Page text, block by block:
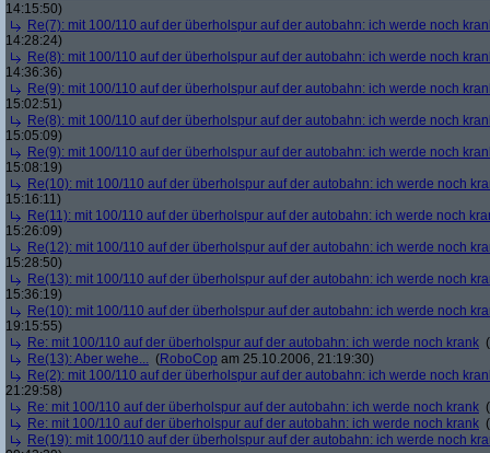
14:15:50)
Re(7): mit 100/110 auf der überholspur auf der autobahn: ich werde noch
14:28:24)
Re(8): mit 100/110 auf der überholspur auf der autobahn: ich werde noch
14:36:36)
Re(9): mit 100/110 auf der überholspur auf der autobahn: ich werde noch
15:02:51)
Re(8): mit 100/110 auf der überholspur auf der autobahn: ich werde noch
15:05:09)
Re(9): mit 100/110 auf der überholspur auf der autobahn: ich werde noch
15:08:19)
Re(10): mit 100/110 auf der überholspur auf der autobahn: ich werde noch
15:16:11)
Re(11): mit 100/110 auf der überholspur auf der autobahn: ich werde noch
15:26:09)
Re(12): mit 100/110 auf der überholspur auf der autobahn: ich werde noch
15:28:50)
Re(13): mit 100/110 auf der überholspur auf der autobahn: ich werde noch
15:36:19)
Re(10): mit 100/110 auf der überholspur auf der autobahn: ich werde noch
19:15:55)
Re: mit 100/110 auf der überholspur auf der autobahn: ich werde noch krank (
Re(13): Aber wehe... (RoboCop am 25.10.2006, 21:19:30)
Re(2): mit 100/110 auf der überholspur auf der autobahn: ich werde noch
21:29:58)
Re: mit 100/110 auf der überholspur auf der autobahn: ich werde noch krank (
Re: mit 100/110 auf der überholspur auf der autobahn: ich werde noch krank (
Re(19): mit 100/110 auf der überholspur auf der autobahn: ich werde noch